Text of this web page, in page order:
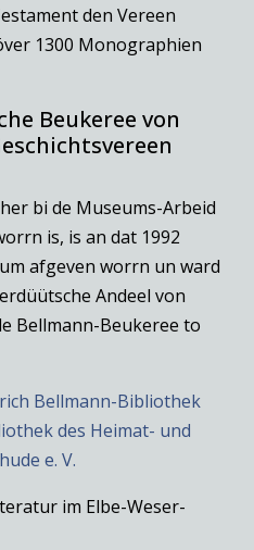
den Vereen
1300 Monographien
Beukeree von
bi de Museums-Arbeid
is, is an dat 1992
afgeven worrn un ward
Andeel von
Bellmann-Beukeree to
Bellmann-Bibliothek
des Heimat- und
e. V.
im Elbe-Weser-